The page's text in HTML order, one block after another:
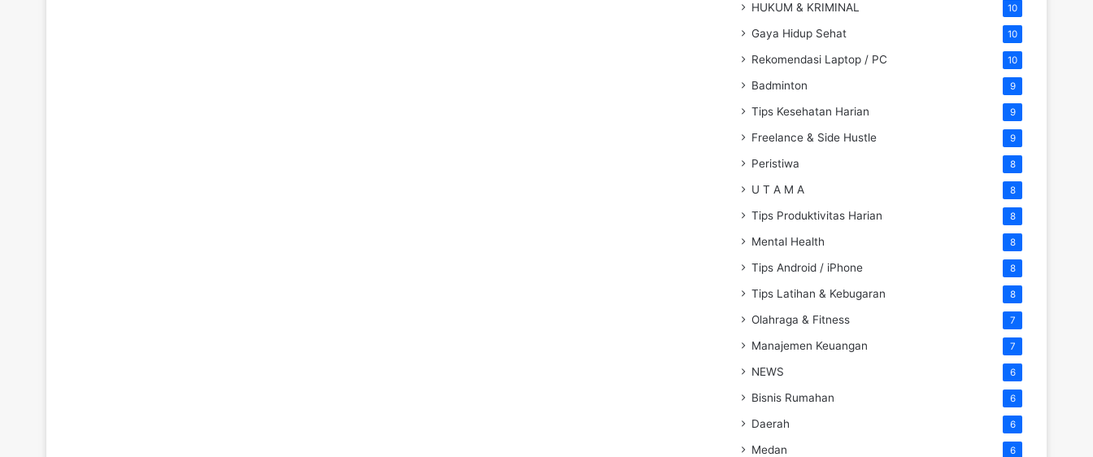
HUKUM & KRIMINAL 10
Gaya Hidup Sehat 10
Rekomendasi Laptop / PC 10
Badminton 9
Tips Kesehatan Harian 9
Freelance & Side Hustle 9
Peristiwa 8
U T A M A 8
Tips Produktivitas Harian 8
Mental Health 8
Tips Android / iPhone 8
Tips Latihan & Kebugaran 8
Olahraga & Fitness 7
Manajemen Keuangan 7
NEWS 6
Bisnis Rumahan 6
Daerah 6
Medan 6